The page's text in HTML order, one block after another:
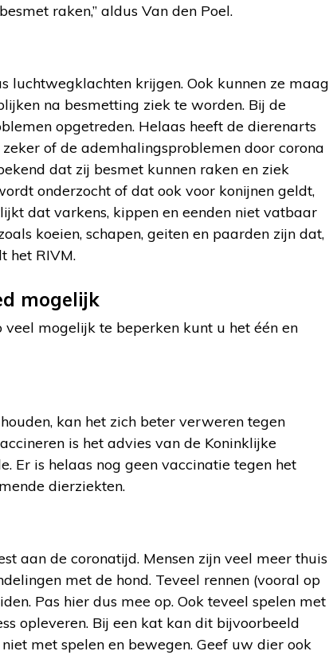
raken,” aldus Van den Poel.
luchtwegklachten krijgen. Ook kunnen ze maag
na besmetting ziek te worden. Bij de
opgetreden. Helaas heeft de dierenarts
of de ademhalingsproblemen door corona
dat zij besmet kunnen raken en ziek
onderzocht of dat ook voor konijnen geldt,
dat varkens, kippen en eenden niet vatbaar
koeien, schapen, geiten en paarden zijn dat,
het RIVM.
mogelijk
mogelijk te beperken kunt u het één en
kan het zich beter verweren tegen
is het advies van de Koninklijke
Er is helaas nog geen vaccinatie tegen het
dierziekten.
aan de coronatijd. Mensen zijn veel meer thuis
met de hond. Teveel rennen (vooral op
Pas hier dus mee op. Ook teveel spelen met
opleveren. Bij een kat kan dit bijvoorbeeld
met spelen en bewegen. Geef uw dier ook